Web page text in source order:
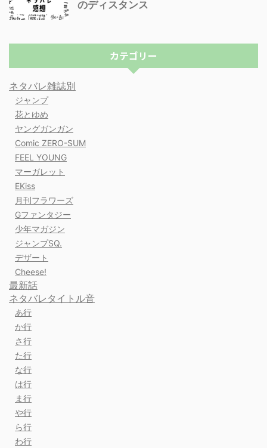
のディスタンス
カテゴリー
ネタバレ雑誌別
ジャンプ
花とゆめ
ヤングガンガン
Comic ZERO-SUM
FEEL YOUNG
マーガレット
EKiss
月刊フラワーズ
Gファンタジー
少年マガジン
ジャンプSQ.
デザート
Cheese!
最新話
ネタバレタイトル音
あ行
か行
さ行
た行
な行
は行
ま行
や行
ら行
わ行